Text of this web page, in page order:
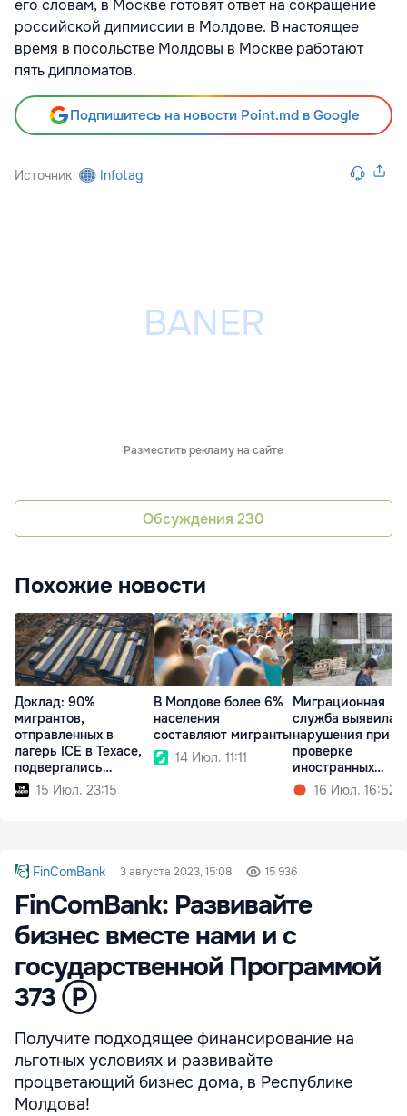
его словам, в Москве готовят ответ на сокращение
российской дипмиссии в Молдове. В настоящее
время в посольстве Молдовы в Москве работают
пять дипломатов.
Подпишитесь на новости Point.md в Google
Источник Infotag
Разместить рекламу на сайте
Обсуждения 230
Похожие новости
Доклад: 90%
мигрантов,
отправленных в
лагерь ICE в Техасе,
подвергались
насилию15 Июл. 23:15
В Молдове более 6%
населения
составляют мигранты
14 Июл. 11:11
Миграционная
служба выявила
нарушения при
проверке
иностранных
работников в
Кишиневе
16 Июл. 16:52
FinComBank 3 августа 2023, 15:08 15 936
FinComBank: Развивайте
бизнес вместе нами и с
государственной Программой
373 Ⓟ
Получите подходящее финансирование на
льготных условиях и развивайте
процветающий бизнес дома, в Республике
Молдова!